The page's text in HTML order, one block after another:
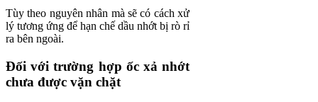
Tùy theo nguyên nhân mà sẽ có cách xử
lý tương ứng để hạn chế dầu nhớt bị rò rỉ
ra bên ngoài.
Đối với trường hợp ốc xả nhớt
chưa được vặn chặt